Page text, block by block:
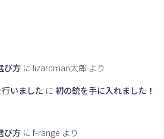
び方 に lizardman太郎 より
いました に 初の銃を手に入れました！
び方 に f-range より